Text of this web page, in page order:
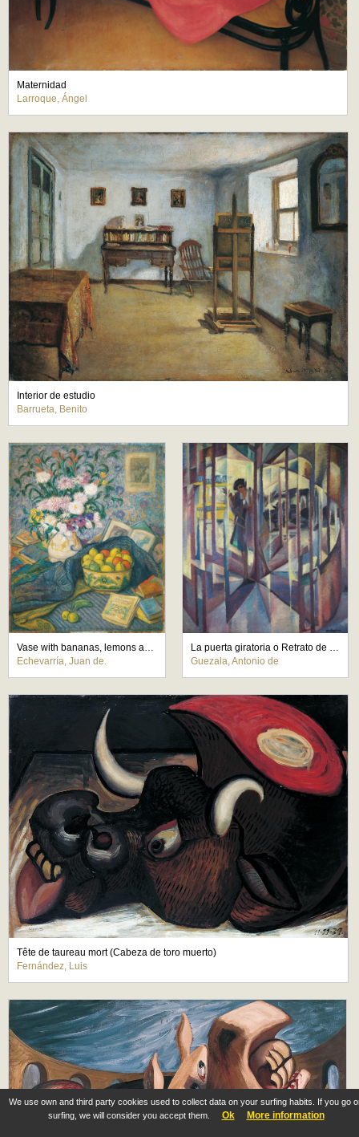
We use own and third party cookies used to collect data on your surfing habits. If you go
surfing, we will consider you accept them.
Ok More information
Maternidad
Larroque, Ángel
Interior de estudio
Barrueta, Benito
Vase with bananas, lemons and books
Echevarría, Juan de.
La puerta giratoria o Retrato de Begoña de la Sota
Guezala, Antonio de
Tête de taureau mort (Cabeza de toro muerto)
Fernández, Luis